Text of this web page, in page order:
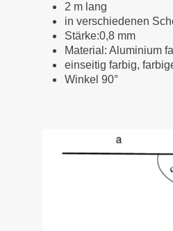
2 m lang
in verschiedenen
Stärke:0,8 mm
Material: Aluminium
einseitig farbig,
Winkel 90°